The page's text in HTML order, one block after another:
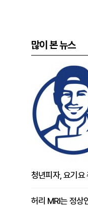
많이 본 뉴스
청년피자, 요기요